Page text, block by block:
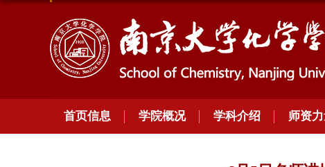
首页信息 学院概况 学科介绍 师资